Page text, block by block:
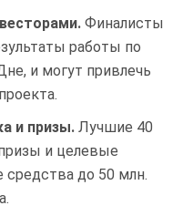
Финалисты
работы по
и могут привлечь
и призы. Лучшие 40
и целевые
до 50 млн.